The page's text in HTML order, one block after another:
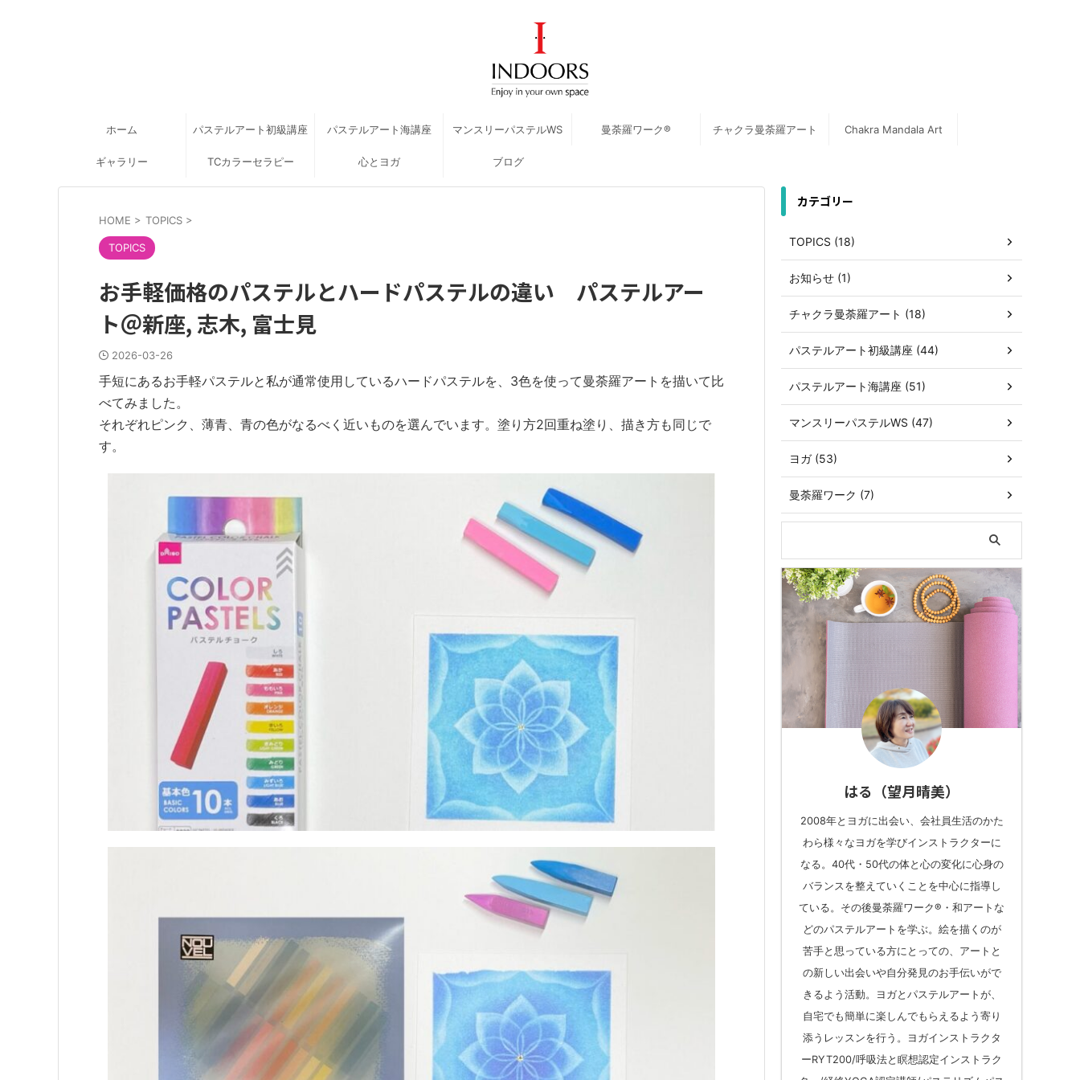
ホーム パステルアート初級講座 パステルアート海講座 マンスリーパステルWS 曼荼羅ワーク® チャクラ曼荼羅アート Chakra Mandala Art
ギャラリー TCカラーセラピー 心とヨガ ブログ
HOME > TOPICS >
TOPICS
お手軽価格のパステルとハードパステルの違い パステルアー
ト＠新座, 志木, 富士見
2026-03-26
手短にあるお手軽パステルと私が通常使用しているハードパステルを、3色を使って曼荼羅アートを描いて比
べてみました。
それぞれピンク、薄青、青の色がなるべく近いものを選んでいます。塗り方2回重ね塗り、描き方も同じで
す。
カテゴリー
TOPICS (18)
お知らせ (1)
チャクラ曼荼羅アート (18)
パステルアート初級講座 (44)
パステルアート海講座 (51)
マンスリーパステルWS (47)
ヨガ (53)
曼荼羅ワーク (7)
はる（望月晴美）
2008年とヨガに出会い、会社員生活のかた
わら様々なヨガを学びインストラクターに
なる。40代・50代の体と心の変化に心身の
バランスを整えていくことを中心に指導し
ている。その後曼荼羅ワーク®︎・和アートな
どのパステルアートを学ぶ。絵を描くのが
苦手と思っている方にとっての、アートと
の新しい出会いや自分発見のお手伝いがで
きるよう活動。ヨガとパステルアートが、
自宅でも簡単に楽しんでもらえるよう寄り
添うレッスンを行う。ヨガインストラクタ
ーRYT200/呼吸法と瞑想認定インストラク